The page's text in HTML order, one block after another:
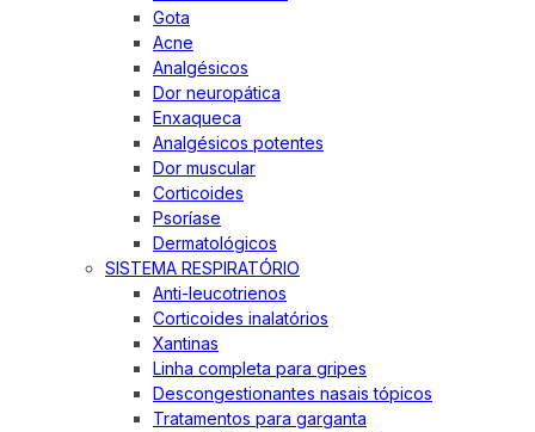
Gota
Acne
Analgésicos
Dor neuropática
Enxaqueca
Analgésicos potentes
Dor muscular
Corticoides
Psoríase
Dermatológicos
SISTEMA RESPIRATÓRIO
Anti-leucotrienos
Corticoides inalatórios
Xantinas
Linha completa para gripes
Descongestionantes nasais tópicos
Tratamentos para garganta